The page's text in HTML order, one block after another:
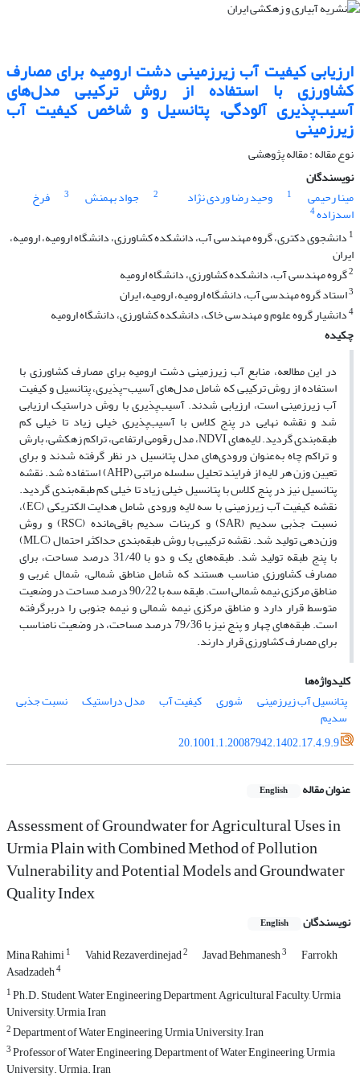
ارزیابی کیفیت آب زیرزمینی دشت ارومیه برای مصارف
کشاورزی با استفاده از روش ترکیبی مدل‌های
آسیب‌پذیری آلودگی، پتانسیل و شاخص کیفیت آب
زیرزمینی
نوع مقاله : مقاله پژوهشی
نویسندگان
مینا رحیمی
1 وحید رضا وردی نژاد 2 جواد بهمنش 3 فرخ
اسدزاده4
1 دانشجوی دکتری، گروه مهندسی آب، دانشکده کشاورزی، دانشگاه ارومیه، ارومیه،
ایران
2گروه مهندسی آب، دانشکده کشاورزی، دانشگاه ارومیه
3استاد گروه مهندسی آب، دانشگاه ارومیه، ارومیه، ایران
4دانشیار گروه علوم و مهندسی خاک، دانشکده کشاورزی، دانشگاه ارومیه
چکیده
در این مطالعه، منابع آب زیرزمینی دشت ارومیه برای مصارف کشاورزی با
استفاده از روش ترکیبی که شامل مدل‌های آسیب-پذیری، پتانسیل و کیفیت
آب زیرزمینی است، ارزیابی شدند. آسیب‌پذیری با روش دراستیک ارزیابی
شد و نقشه نهایی در پنج کلاس با آسیب‌پذیری خیلی زیاد تا خیلی کم
طبقه‌بندی گردید. لایه‌های NDVI، مدل رقومی ارتفاعی، تراکم زهکشی، بارش
و تراکم چاه به‌عنوان ورودی‌های‌ مدل پتانسیل در نظر گرفته شدند و برای
تعیین وزن‌ هر لایه از فرایند تحلیل سلسله مراتبی (AHP) استفاده شد. نقشه
پتانسیل نیز در پنج کلاس با پتانسیل خیلی زیاد تا خیلی کم طبقه‌بندی گردید.
نقشه کیفیت آب زیرزمینی با سه لایه ورودی شامل هدایت الکتریکی (EC)،
نسبت جذبی سدیم (SAR) و کربنات سدیم باقی‌مانده (RSC) و روش
وزن‌دهی تولید شد. نقشه ترکیبی با روش طبقه‌بندی حداکثر احتمال (MLC)
با پنج طبقه تولید شد. طبقه‌های یک و دو با 31/40 درصد مساحت، برای
مصارف کشاورزی مناسب هستند که شامل مناطق شمالی، شمال غربی و
مناطق مرکزی نیمه شمالی است. طبقه سه با 90/22 درصد مساحت در وضعیت
متوسط قرار دارد و مناطق مرکزی نیمه شمالی و نیمه جنوبی را دربرگرفته
است. طبقه‌های چهار و پنج نیز با 79/36 درصد مساحت، در وضعیت نامناسب
برای مصارف کشاورزی قرار دارند.
کلیدواژه‌ها
پتانسیل آب زیرزمینی
شوری کیفیت آب مدل دراستیک نسبت جذبی
سدیم
20.1001.1.20087942.1402.17.4.9.9
عنوان مقاله English
Assessment of Groundwater for Agricultural Uses in
Urmia Plain with Combined Method of Pollution
Vulnerability and Potential Models and Groundwater
Quality Index
نویسندگان English
Mina Rahimi1 Vahid Rezaverdinejad2 Javad Behmanesh3 Farrokh
Asadzadeh4
1Ph.D. Student, Water Engineering Department, Agricultural Faculty, Urmia
University, Urmia, Iran
2Department of Water Engineering, Urmia University, Iran
3Professor of Water Engineering, Department of Water Engineering, Urmia
University. Urmia. Iran